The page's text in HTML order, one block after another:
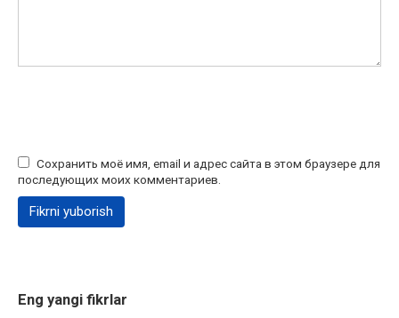
Сохранить моё имя, email и адрес сайта в этом браузере для
последующих моих комментариев.
Eng yangi fikrlar